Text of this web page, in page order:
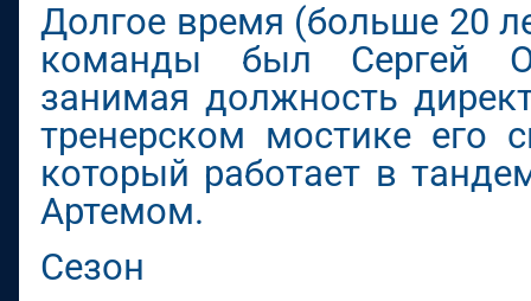
Долгое время (больше 20
команды был Сергей
занимая должность
тренерском мостике его
который работает в
Артемом.
Сезон